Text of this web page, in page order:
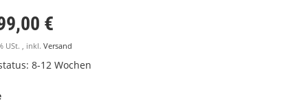
€
USt. , inkl. Versand
8-12 Wochen